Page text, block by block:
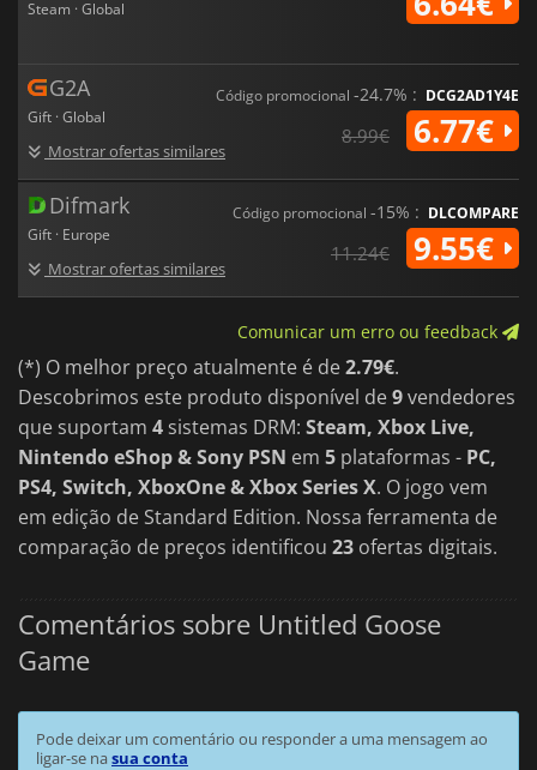
Steam · Global
G2A
Gift · Global
Mostrar ofertas similares
Código promocional -24.7% : DCG2AD1Y4E
8.99€ 6.77€
Difmark
Gift · Europe
Mostrar ofertas similares
Código promocional -15% : DLCOMPARE
11.24€ 9.55€
Comunicar um erro ou feedback
(*) O melhor preço atualmente é de2.79€.
Descobrimos este produto disponível de9vendedores
que suportam 4 sistemas DRM: Steam, Xbox Live,
Nintendo eShop & Sony PSN em 5 plataformas - PC,
PS4, Switch, XboxOne & Xbox Series X. O jogo vem
em edição de Standard Edition. Nossa ferramenta de
comparação de preços identificou 23 ofertas digitais.
Comentários sobre Untitled Goose
Game
Pode deixar um comentário ou responder a uma mensagem ao
ligar-se nasua conta